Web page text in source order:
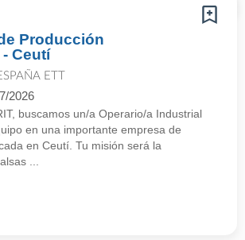
Producción
Ceutí
ETT
2026
buscamos un/a Operario/a Industrial
en una importante empresa de
en Ceutí. Tu misión será la
...